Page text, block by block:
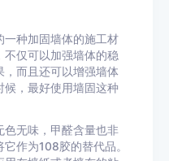
一种加固墙体的施工材
仅可以加强墙体的稳
，而且还可以增强墙体
候，最好使用墙固这种
色无味，甲醛含量也非
作为108胶的替代品。